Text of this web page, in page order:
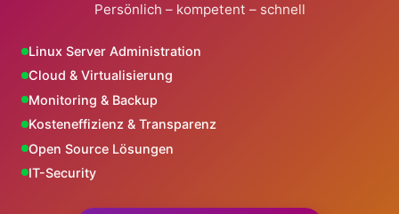
Persönlich – kompetent – schnell
Linux Server Administration
Cloud & Virtualisierung
Monitoring & Backup
Kosteneffizienz & Transparenz
Open Source Lösungen
IT-Security